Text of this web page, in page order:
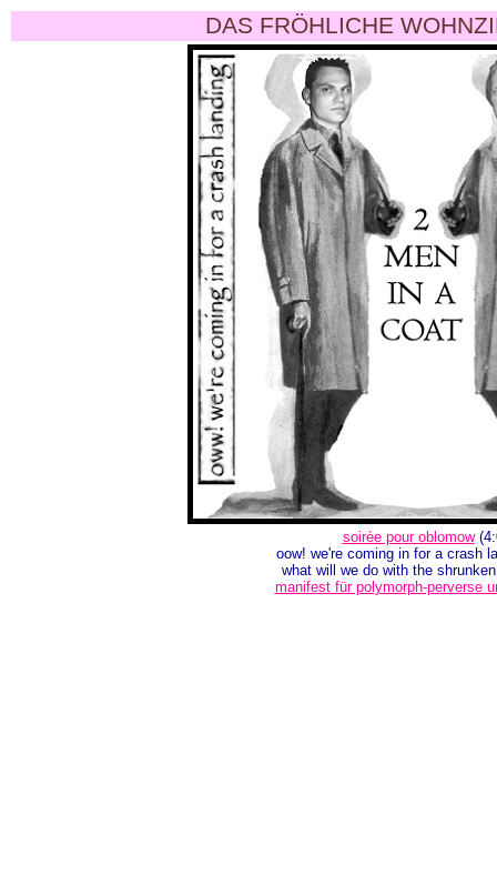
DAS FRÖHLICHE
soirèe pour oblomow
oow! we're coming in for a crash
what will we do with the
manifest für polymorph-perverse